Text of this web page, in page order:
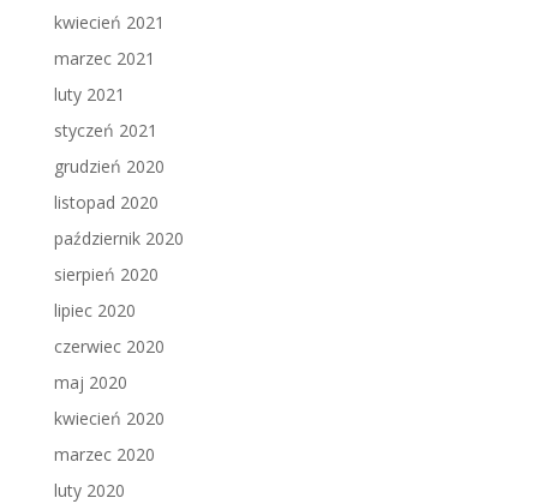
kwiecień 2021
marzec 2021
luty 2021
styczeń 2021
grudzień 2020
listopad 2020
październik 2020
sierpień 2020
lipiec 2020
czerwiec 2020
maj 2020
kwiecień 2020
marzec 2020
luty 2020